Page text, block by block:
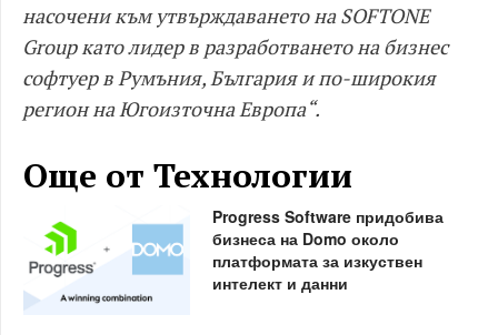
насочени към утвърждаването на SOFTONE
Group като лидер в разработването на бизнес
софтуер в Румъния, България и по-широкия
регион на Югоизточна Европа“.
Още от Технологии
Progress Software придобива
бизнеса на Domo около
платформата за изкуствен
интелект и данни